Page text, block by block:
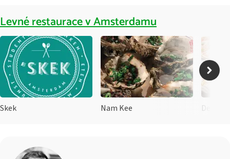
Levné restaurace v Amsterdamu
Skek Nam Kee De